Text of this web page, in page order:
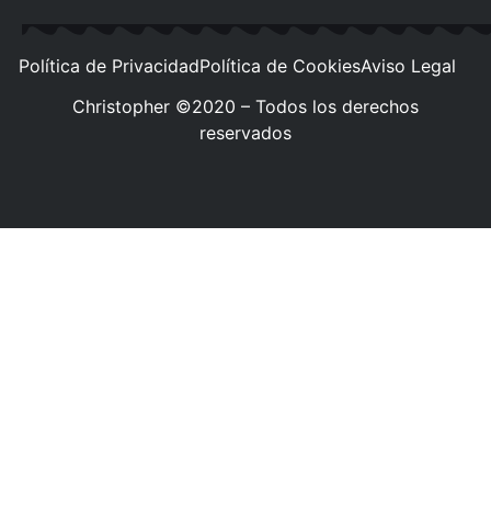
Política de PrivacidadPolítica de CookiesAviso Legal
Christopher ©2020 – Todos los derechos
reservados